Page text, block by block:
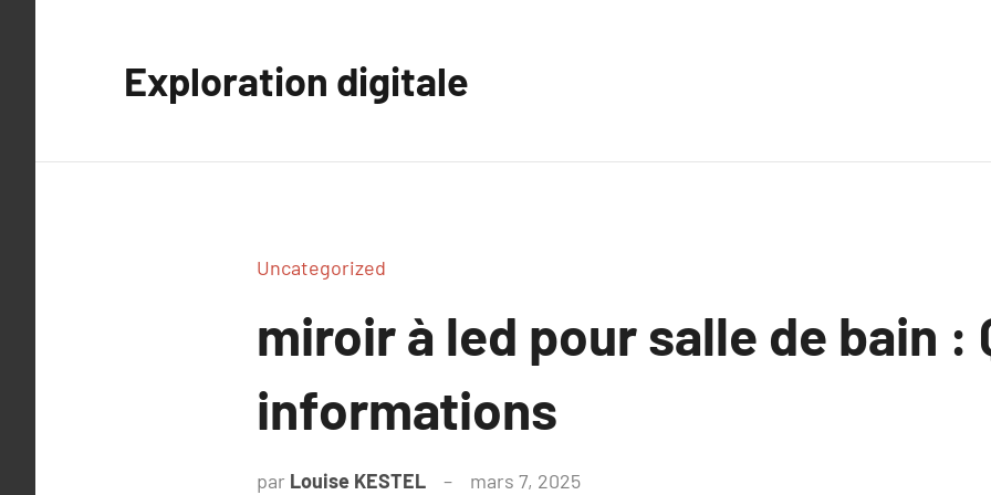
Exploration digitale
Uncategorized
miroir à led pour salle de bain :
informations
par Louise KESTEL mars 7, 2025